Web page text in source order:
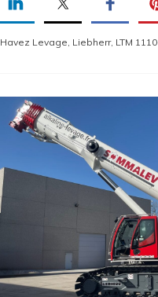
Havez Levage Liebherr, LTM